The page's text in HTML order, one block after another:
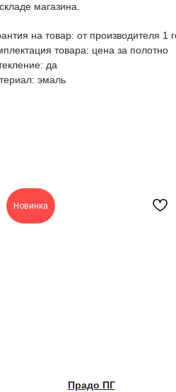
магазина.
на товар: от производителя 1
товара: цена за полотно
да
эмаль
Новинка
Прадо ПГ